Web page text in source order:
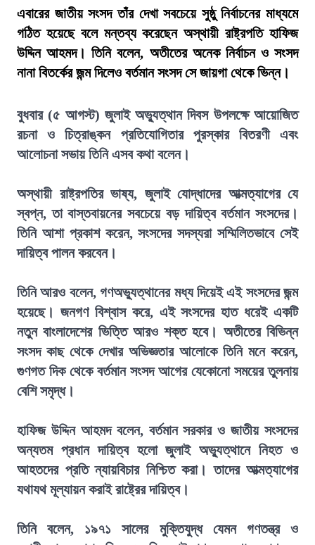
এবারের জাতীয় সংসদ তাঁর দেখা সবচেয়ে সুষ্ঠু নির্বাচনের মাধ্যমে
গঠিত হয়েছে বলে মন্তব্য করেছেন অস্থায়ী রাষ্ট্রপতি হাফিজ
উদ্দিন আহমদ। তিনি বলেন, অতীতের অনেক নির্বাচন ও সংসদ
নানা বিতর্কের জন্ম দিলেও বর্তমান সংসদ সে জায়গা থেকে ভিন্ন।
বুধবার (৫ আগস্ট) জুলাই অভ্যুত্থান দিবস উপলক্ষে আয়োজিত
রচনা ও চিত্রাঙ্কন প্রতিযোগিতার পুরস্কার বিতরণী এবং
আলোচনা সভায় তিনি এসব কথা বলেন।
অস্থায়ী রাষ্ট্রপতির ভাষ্য, জুলাই যোদ্ধাদের আত্মত্যাগের যে
স্বপ্ন, তা বাস্তবায়নের সবচেয়ে বড় দায়িত্ব বর্তমান সংসদের।
তিনি আশা প্রকাশ করেন, সংসদের সদস্যরা সম্মিলিতভাবে সেই
দায়িত্ব পালন করবেন।
তিনি আরও বলেন, গণঅভ্যুত্থানের মধ্য দিয়েই এই সংসদের জন্ম
হয়েছে। জনগণ বিশ্বাস করে, এই সংসদের হাত ধরেই একটি
নতুন বাংলাদেশের ভিত্তি আরও শক্ত হবে। অতীতের বিভিন্ন
সংসদ কাছ থেকে দেখার অভিজ্ঞতার আলোকে তিনি মনে করেন,
গুণগত দিক থেকে বর্তমান সংসদ আগের যেকোনো সময়ের তুলনায়
বেশি সমৃদ্ধ।
হাফিজ উদ্দিন আহমদ বলেন, বর্তমান সরকার ও জাতীয় সংসদের
অন্যতম প্রধান দায়িত্ব হলো জুলাই অভ্যুত্থানে নিহত ও
আহতদের প্রতি ন্যায়বিচার নিশ্চিত করা। তাদের আত্মত্যাগের
যথাযথ মূল্যায়ন করাই রাষ্ট্রের দায়িত্ব।
তিনি বলেন, ১৯৭১ সালের মুক্তিযুদ্ধ যেমন গণতন্ত্র ও